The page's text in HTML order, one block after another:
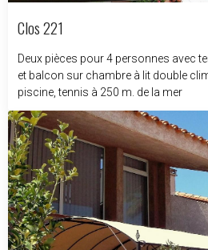
Clos 221
Deux pièces pour 4 personnes avec
et balcon sur chambre à lit double
piscine, tennis à 250 m. de la mer